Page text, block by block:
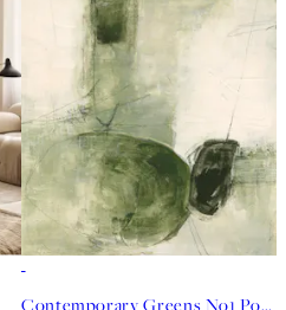
Contemporary Greens No1 Poster